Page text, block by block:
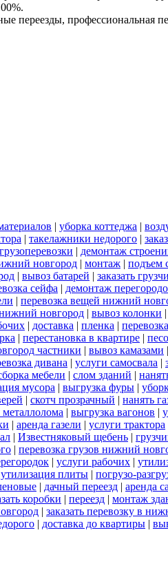
переезды, профессиональная
| уборка коттеджа |
| такелажники недорого |
грузоперевозки | демонтаж
новгород | монтаж | подъем
| вывоз батарей | заказать
сейфа | демонтаж
| перевозка вещей нижний
новгород | вывоз колонки |
| доставка | пленка |
| перестановка в квартире |
частники | вывоз камазами |
дивана | услуги самосвала |
мебели | слом зданий |
мусора | выгрузка фуры |
| скотч прозрачный | нанять
| выгрузка вагонов |
| аренда газели | услуги трактора
| Известняковый щебень |
| перевозка грузов нижний
| услуги рабочих |
утилизация плиты | погрузо-
| дачный переезд | аренда
коробки | переезд | монтаж
| заказать перевозку в
| доставка до квартиры |